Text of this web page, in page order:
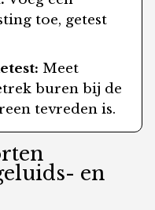
toe, getest
Meet
buren bij de
tevreden is.
en